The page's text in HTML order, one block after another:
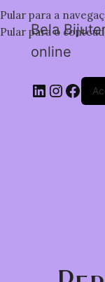
Pular para a
Pular para o
Bela
online